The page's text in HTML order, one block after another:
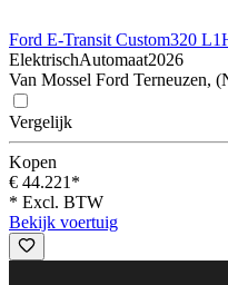
Ford E-Transit Custom320
ElektrischAutomaat2026
Van Mossel Ford Terneuzen,
Vergelijk
Kopen
€ 44.221*
* Excl. BTW
Bekijk voertuig